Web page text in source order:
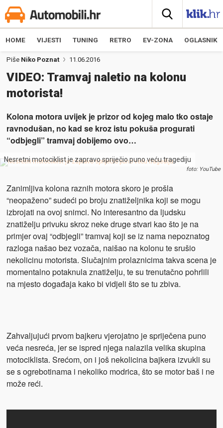
HOME VIJESTI TUNING RETRO EV-ZONA OGLASNIK
Piše Niko Poznat 11.06.2016
VIDEO: Tramvaj naletio na kolonu
motorista!
Kolona motora uvijek je prizor od kojeg malo tko ostaje
ravnodušan, no kad se kroz istu pokuša progurati
“odbjegli” tramvaj dobijemo ovo…
Nesretni motociklist je zapravo spriječio puno veću tragediju
foto: YouTube
Zanimljiva kolona raznih motora skoro je prošla
“neopaženo” sudeći po broju znatiželjnika koji se mogu
izbrojati na ovoj snimci. No interesantno da ljudsku
znatiželju privuku skroz neke druge stvari kao što je na
primjer ovaj “odbjegli” tramvaj koji se iz nama nepoznatog
razloga našao bez vozača, naišao na kolonu te srušio
nekolicinu motorista. Slučajnim prolaznicima takva scena je
momentalno potaknula znatiželju, te su trenutačno pohrlili
na mjesto događaja kako bi vidjeli što se tu zbiva.
Zahvaljujući prvom bajkeru vjerojatno je spriječena puno
veća nesreća, jer se ispred njega nalazila velika skupina
motociklista. Srećom, on i još nekolicina bajkera izvukli su
se s ogrebotinama i nekoliko modrica, što se motor baš i ne
može reći.